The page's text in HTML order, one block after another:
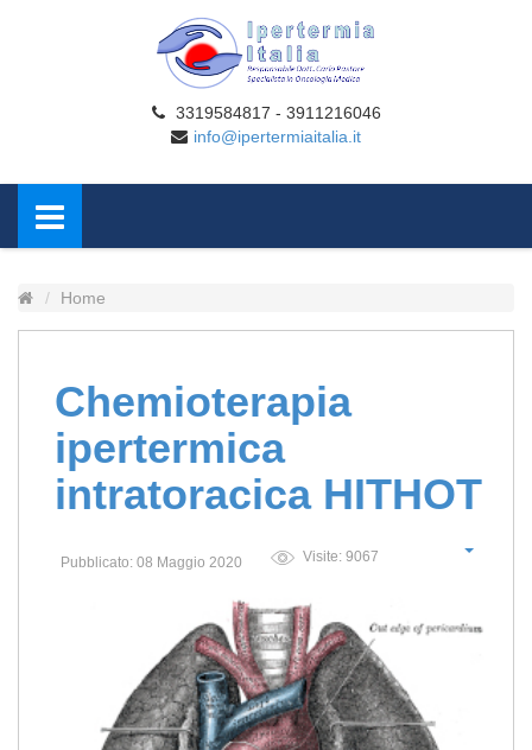
3319584817 - 3911216046
info@ipertermiaitalia.it
Home
Chemioterapia
ipertermica
intratoracica HITHOT
Pubblicato: 08 Maggio 2020 Visite: 9067